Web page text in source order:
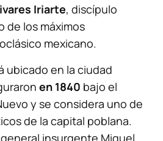
Iriarte, discípulo
de los máximos
mexicano.
ubicado en la ciudad
en 1840 bajo el
y se considera uno de
de la capital poblana.
insurgente Miguel